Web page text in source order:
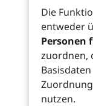
Die
entweder
Personen
zuordnen,
nutzen.